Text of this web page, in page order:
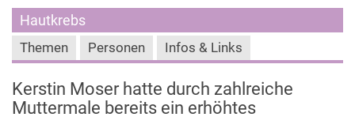
Hautkrebs
Themen Personen Infos & Links
Kerstin Moser hatte durch zahlreiche
Muttermale bereits ein erhöhtes